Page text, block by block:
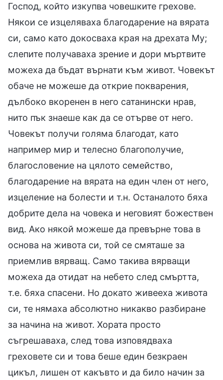
Господ, който изкупва човешките грехове.
Някои се изцеляваха благодарение на вярата
си, само като докосваха края на дрехата Му;
слепите получаваха зрение и дори мъртвите
можеха да бъдат върнати към живот. Човекът
обаче не можеше да открие покварения,
дълбоко вкоренен в него сатанински нрав,
нито пък знаеше как да се отърве от него.
Човекът получи голяма благодат, като
например мир и телесно благополучие,
благословение на цялото семейство,
благодарение на вярата на един член от него,
изцеление на болести и т.н. Останалото бяха
добрите дела на човека и неговият божествен
вид. Ако някой можеше да превърне това в
основа на живота си, той се смяташе за
приемлив вярващ. Само такива вярващи
можеха да отидат на небето след смъртта,
т.е. бяха спасени. Но докато живееха живота
си, те нямаха абсолютно никакво разбиране
за начина на живот. Хората просто
съгрешаваха, след това изповядваха
греховете си и това беше един безкраен
цикъл, лишен от какъвто и да било начин за